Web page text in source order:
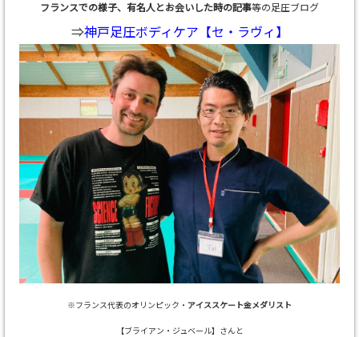
フランスでの様子、有名人とお会いした時の記事等の足圧ブログ
⇒神戸足圧ボディケア【セ・ラヴィ】
※フランス代表のオリンピック・ アイススケート金メダリスト
【ブライアン・ジュベール】さんと